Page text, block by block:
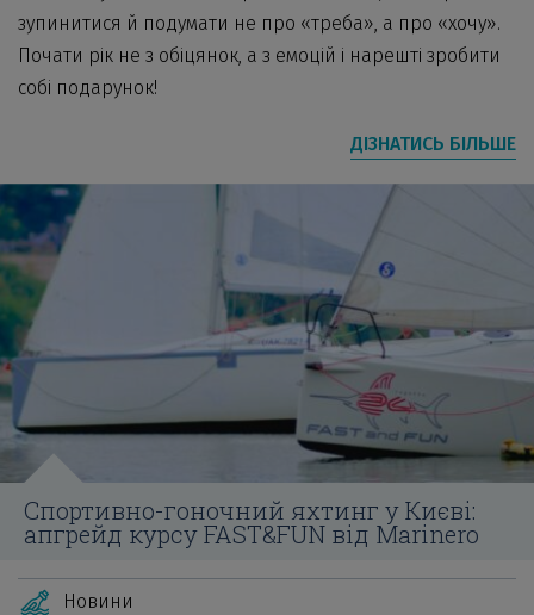
зупинитися й подумати не про «треба», а про «хочу».
Почати рік не з обіцянок, а з емоцій і нарешті зробити
собі подарунок!
ДІЗНАТИСЬ БІЛЬШЕ
Спортивно-гоночний яхтинг у Києві:
апгрейд курсу FAST&FUN від Marinero
Новини